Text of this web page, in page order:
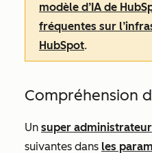
modèle d’IA de
fréquentes sur
HubSpot.
Compréhension
Un super administrateur
suivantes dans les